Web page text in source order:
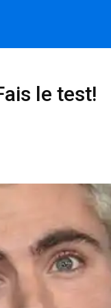
le test!